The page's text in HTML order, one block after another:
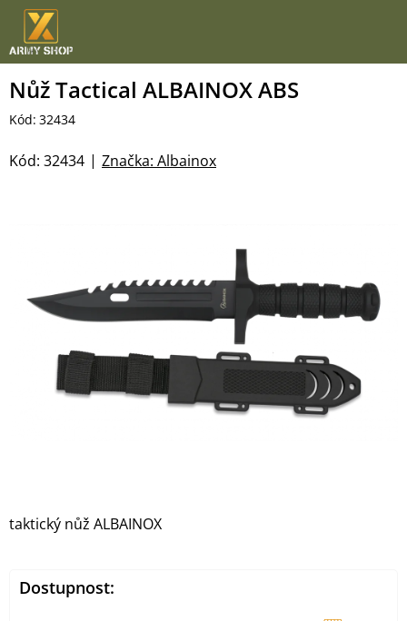
Přejít
obsah
Nůž Tactical ALBAINOX ABS
Kód: 32434
Značka: Albainox
Kód: 32434
taktický nůž ALBAINOX
Dostupnost: